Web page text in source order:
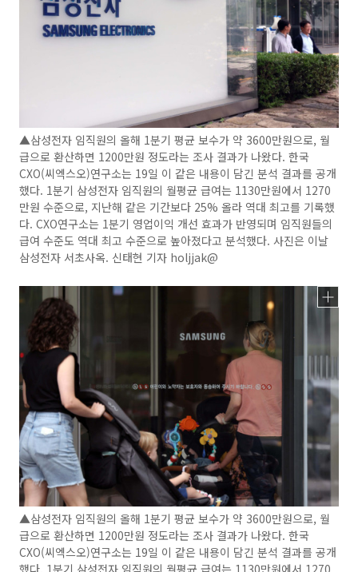
▲삼성전자 임직원의 올해 1분기 평균 보수가 약 3600만원으로, 월
급으로 환산하면 1200만원 정도라는 조사 결과가 나왔다. 한국
CXO(씨엑스오)연구소는 19일 이 같은 내용이 담긴 분석 결과를 공개
했다. 1분기 삼성전자 임직원의 월평균 급여는 1130만원에서 1270
만원 수준으로, 지난해 같은 기간보다 25% 올라 역대 최고를 기록했
다. CXO연구소는 1분기 영업이익 개선 효과가 반영되며 임직원들의
급여 수준도 역대 최고 수준으로 높아졌다고 분석했다. 사진은 이날
삼성전자 서초사옥. 신태현 기자 holjjak@
▲삼성전자 임직원의 올해 1분기 평균 보수가 약 3600만원으로, 월
급으로 환산하면 1200만원 정도라는 조사 결과가 나왔다. 한국
CXO(씨엑스오)연구소는 19일 이 같은 내용이 담긴 분석 결과를 공개
했다. 1분기 삼성전자 임직원의 월평균 급여는 1130만원에서 1270